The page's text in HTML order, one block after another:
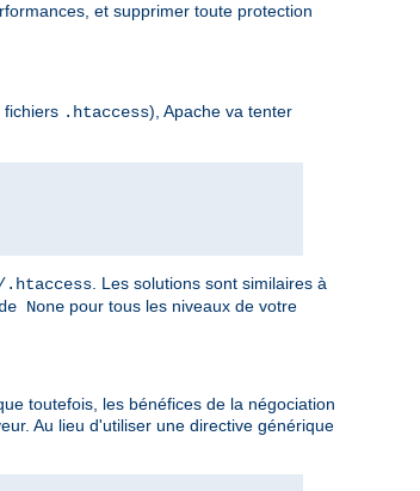
et supprimer toute protection
fichiers .htaccess), Apache va tenter
.htaccess . Les solutions sont similaires à
None pour tous les niveaux de votre
toutefois, les bénéfices de la négociation
Au lieu d'utiliser une directive générique